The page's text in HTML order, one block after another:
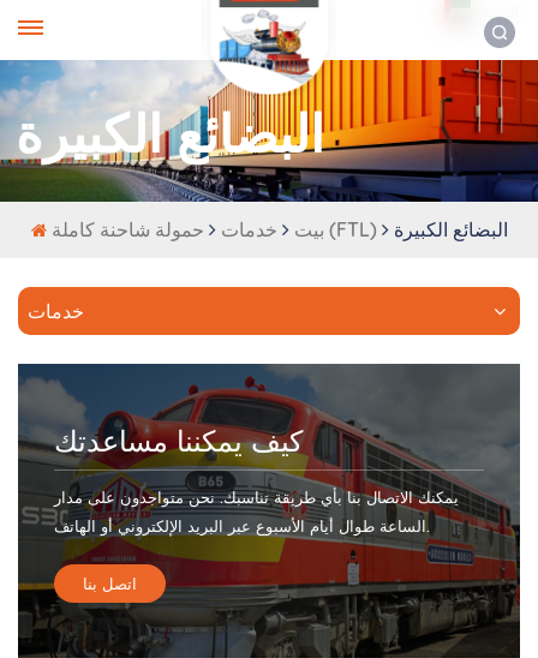
البضائع الكبيرة
بيت خدمات حمولة شاحنة كاملة (FTL) البضائع الكبيرة
خدمات
كيف يمكننا مساعدتك
يمكنك الاتصال بنا بأي طريقة تناسبك. نحن متواجدون على مدار
الساعة طوال أيام الأسبوع عبر البريد الإلكتروني أو الهاتف.
اتصل بنا